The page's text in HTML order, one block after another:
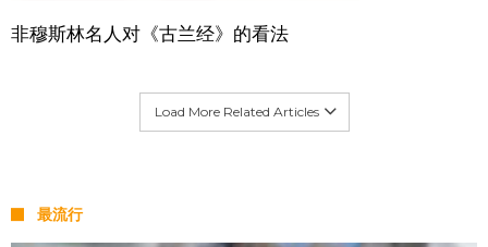
非穆斯林名人对《古兰经》的看法
Load More Related Articles
最流行